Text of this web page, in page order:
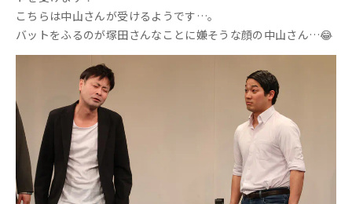
こちらは中山さんが受けるようです…。
バットをふるのが塚田さんなことに嫌そうな顔の中山さん…😂